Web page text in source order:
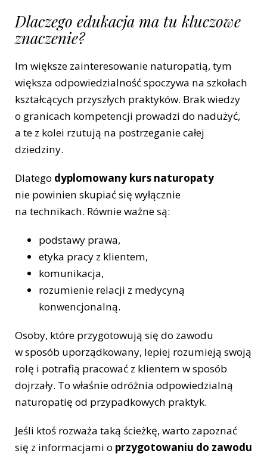
Dlaczego edukacja ma tu kluczowe
znaczenie?
Im większe zainteresowanie naturopatią, tym
większa odpowiedzialność spoczywa na szkołach
kształcących przyszłych praktyków. Brak wiedzy
o granicach kompetencji prowadzi do nadużyć,
a te z kolei rzutują na postrzeganie całej
dziedziny.
Dlatego dyplomowany kurs naturopaty
nie powinien skupiać się wyłącznie
na technikach. Równie ważne są:
podstawy prawa,
etyka pracy z klientem,
komunikacja,
rozumienie relacji z medycyną
konwencjonalną.
Osoby, które przygotowują się do zawodu
w sposób uporządkowany, lepiej rozumieją swoją
rolę i potrafią pracować z klientem w sposób
dojrzały. To właśnie odróżnia odpowiedzialną
naturopatię od przypadkowych praktyk.
Jeśli ktoś rozważa taką ścieżkę, warto zapoznać
się z informacjami o przygotowaniu do zawodu